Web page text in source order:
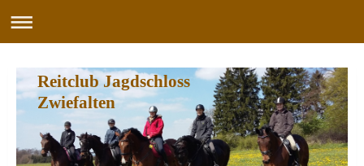
Reitclub Jagdschloss
Zwiefalten